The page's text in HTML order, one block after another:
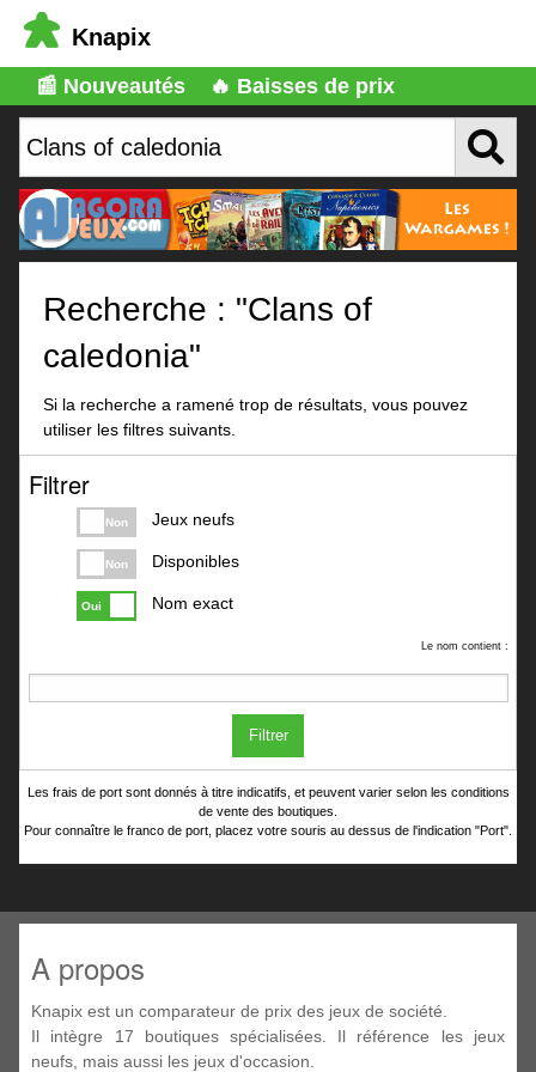
Knapix
📰 Nouveautés 🔥 Baisses de prix
Recherche : "Clans of
caledonia"
Si la recherche a ramené trop de résultats, vous pouvez
utiliser les filtres suivants.
Filtrer
Non Jeux neufs
Non Disponibles
Oui Nom exact
Le nom contient :
Filtrer
Les frais de port sont donnés à titre indicatifs, et peuvent varier selon les conditions
de vente des boutiques.
Pour connaître le franco de port, placez votre souris au dessus de l'indication "Port".
A propos
Knapix est un comparateur de prix des jeux de société.
Il intègre 17 boutiques spécialisées. Il référence les jeux
neufs, mais aussi les jeux d'occasion.